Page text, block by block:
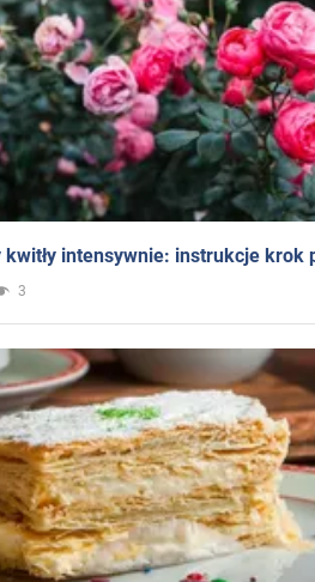
intensywnie: instrukcje krok
3